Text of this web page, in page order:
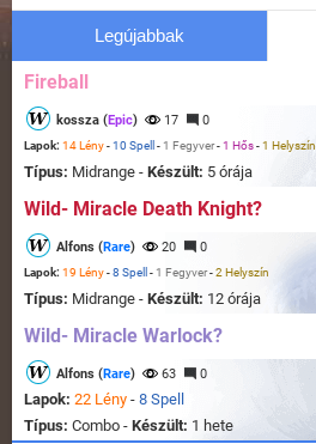
Legújabbak
Fireball
kossza (Epic) 17 0
Lapok: 14 Lény-10 Spell - 1 Fegyver-1 Hős-1 Helyszín
Típus: Midrange - Készült: 5 órája
Wild- Miracle Death Knight?
Alfons (Rare) 20 0
Lapok: 19 Lény-8 Spell - 1 Fegyver-2 Helyszín
Típus: Midrange - Készült: 12 órája
Wild- Miracle Warlock?
Alfons (Rare) 63 0
Lapok: 22 Lény - 8 Spell
Típus: Combo - Készült: 1 hete